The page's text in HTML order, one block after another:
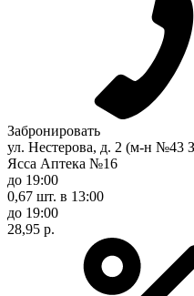
Забронировать
ул. Нестерова, д. 2 (м-н №43
Ясса Аптека №16
до 19:00
0,67 шт. в 13:00
до 19:00
28,95 р.